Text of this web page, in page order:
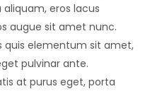
eros lacus
augue sit amet nunc.
quis elementum sit amet,
pulvinar ante.
at purus eget, porta